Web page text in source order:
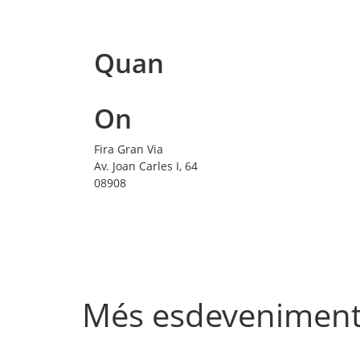
Quan
On
Fira Gran Via
Av. Joan Carles I, 64
08908
Més